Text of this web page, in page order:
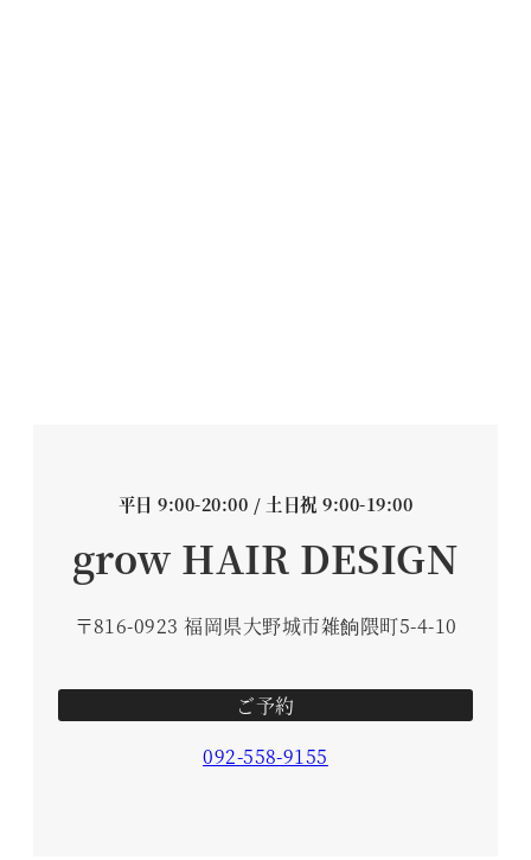
平日 9:00-20:00 / 土日祝 9:00-19:00
grow HAIR DESIGN
〒816-0923 福岡県大野城市雑餉隈町5-4-10
ご予約
092-558-9155